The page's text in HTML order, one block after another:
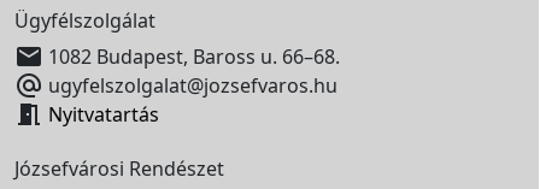
Ügyfélszolgálat
 1082 Budapest, Baross u. 66–68.
 ugyfelszolgalat@jozsefvaros.hu
 Nyitvatartás
Józsefvárosi Rendészet